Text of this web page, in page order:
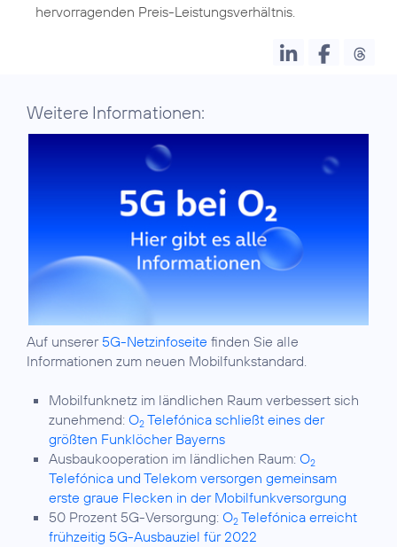
hervorragenden Preis-Leistungsverhältnis.
Weitere Informationen:
Auf unserer 5G-Netzinfoseite finden Sie alle
Informationen zum neuen Mobilfunkstandard.
Mobilfunknetz im ländlichen Raum verbessert sich
zunehmend: O2 Telefónica schließt eines der
größten Funklöcher Bayerns
Ausbaukooperation im ländlichen Raum: O2
Telefónica und Telekom versorgen gemeinsam
erste graue Flecken in der Mobilfunkversorgung
50 Prozent 5G-Versorgung: O2 Telefónica erreicht
frühzeitig 5G-Ausbauziel für 2022